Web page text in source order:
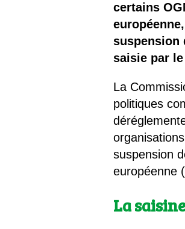
certains
suspension
saisie par
La
politiques
suspension
européenne
La